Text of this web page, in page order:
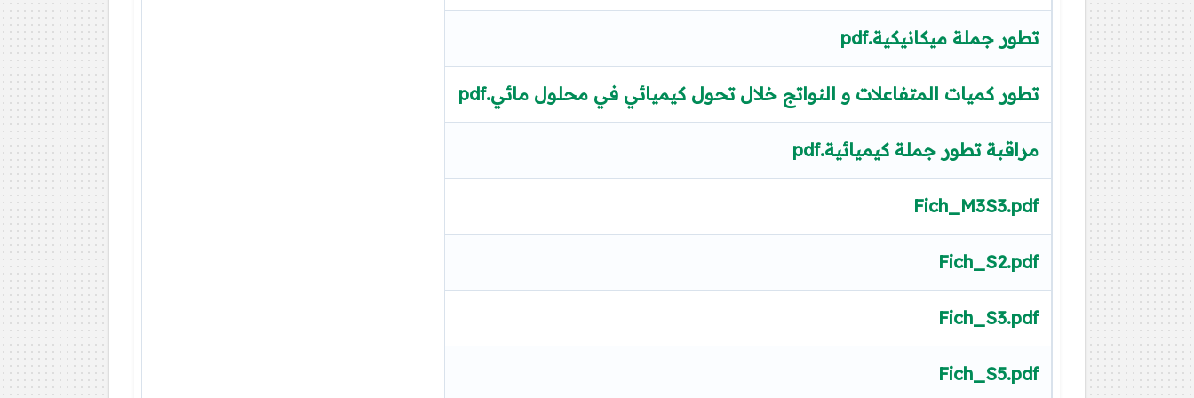
تطور جملة ميكانيكية.pdf
تطور كميات المتفاعلات و النواتج خلال تحول كيميائي في محلول مائي.pdf
مراقبة تطور جملة كيميائية.pdf
Fich_M3S3.pdf
Fich_S2.pdf
Fich_S3.pdf
Fich_S5.pdf